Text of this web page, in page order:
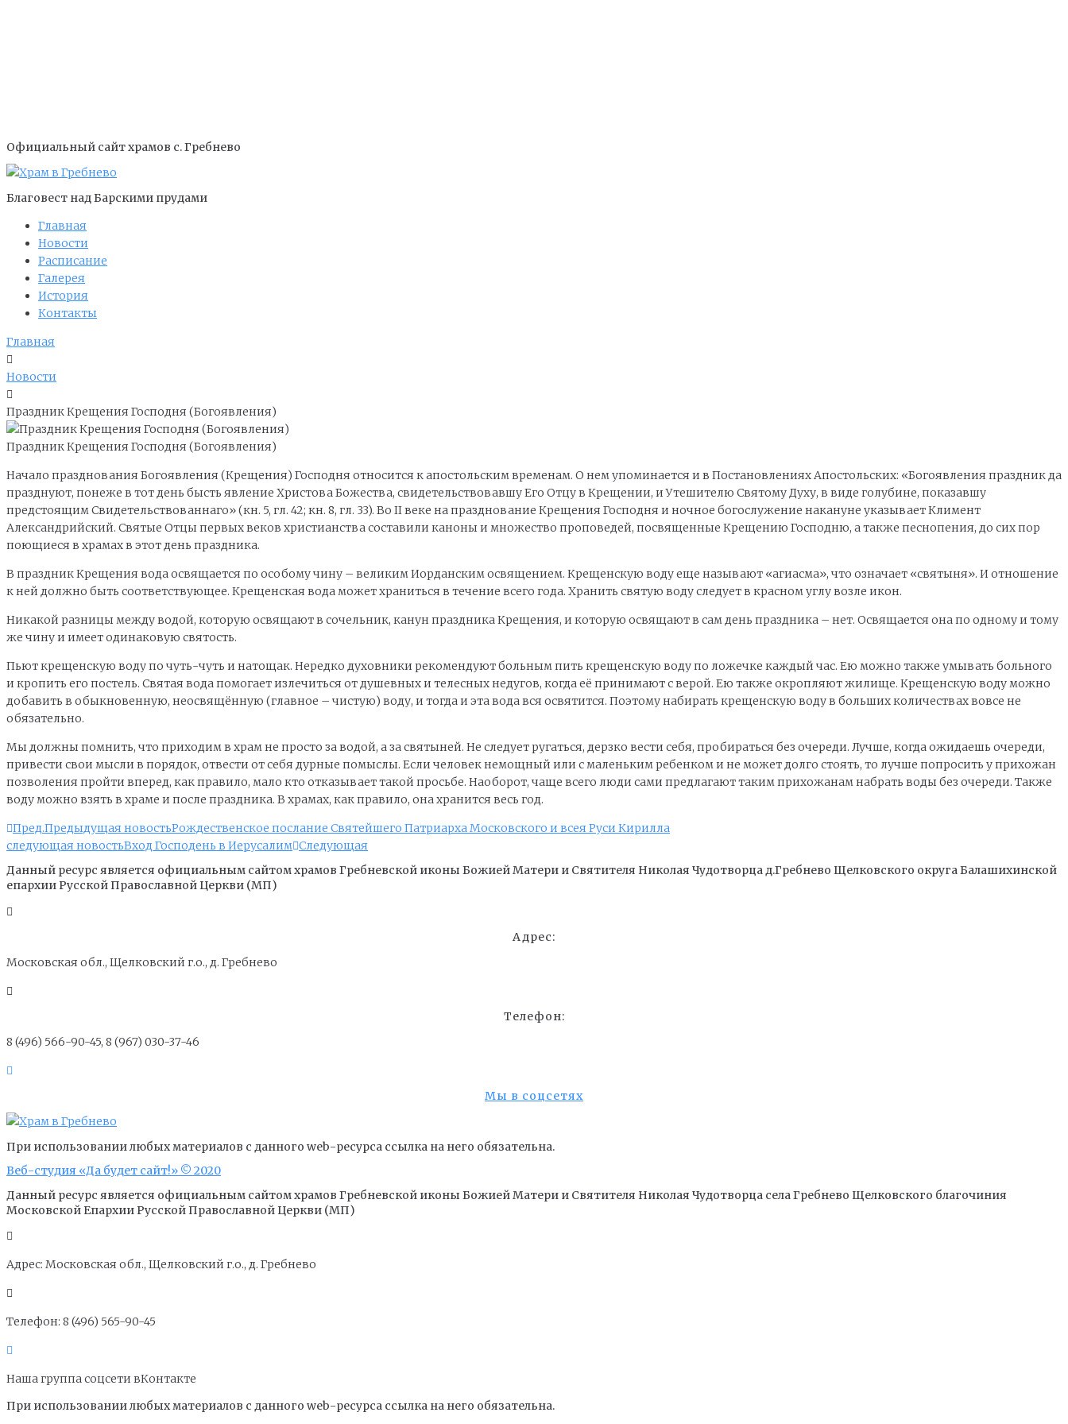
Официальный сайт храмов с. Гребнево
Благовест над Барскими прудами
Главная
Новости
Расписание
Галерея
История
Контакты
Главная
Новости
Праздник Крещения Господня (Богоявления)
Праздник Крещения Господня (Богоявления)
Начало празднования Богоявления (Крещения) Господня относится к апостольским временам. О нем упоминается и в Постановлениях Апостольских: «Богоявления праздник да
празднуют, понеже в тот день бысть явление Христова Божества, свидетельствовавшу Его Отцу в Крещении, и Утешителю Святому Духу, в виде голубине, показавшу
предстоящим Свидетельствованнаго» (кн. 5, гл. 42; кн. 8, гл. 33). Во II веке на празднование Крещения Господня и ночное богослужение накануне указывает Климент
Александрийский. Святые Отцы первых веков христианства составили каноны и множество проповедей, посвященные Крещению Господню, а также песнопения, до сих пор
поющиеся в храмах в этот день праздника.
В праздник Крещения вода освящается по особому чину – великим Иорданским освящением. Крещенскую воду еще называют «агиасма», что означает «святыня». И отношение
к ней должно быть соответствующее. Крещенская вода может храниться в течение всего года. Хранить святую воду следует в красном углу возле икон.
Никакой разницы между водой, которую освящают в сочельник, канун праздника Крещения, и которую освящают в сам день праздника – нет. Освящается она по одному и тому
же чину и имеет одинаковую святость.
Пьют крещенскую воду по чуть-чуть и натощак. Нередко духовники рекомендуют больным пить крещенскую воду по ложечке каждый час. Ею можно также умывать больного
и кропить его постель. Святая вода помогает излечиться от душевных и телесных недугов, когда её принимают с верой. Ею также окропляют жилище. Крещенскую воду можно
добавить в обыкновенную, неосвящённую (главное – чистую) воду, и тогда и эта вода вся освятится. Поэтому набирать крещенскую воду в больших количествах вовсе не
обязательно.
Мы должны помнить, что приходим в храм не просто за водой, а за святыней. Не следует ругаться, дерзко вести себя, пробираться без очереди. Лучше, когда ожидаешь очереди,
привести свои мысли в порядок, отвести от себя дурные помыслы. Если человек немощный или с маленьким ребенком и не может долго стоять, то лучше попросить у прихожан
позволения пройти вперед, как правило, мало кто отказывает такой просьбе. Наоборот, чаще всего люди сами предлагают таким прихожанам набрать воды без очереди. Также
воду можно взять в храме и после праздника. В храмах, как правило, она хранится весь год.
Пред.Предыдущая новостьРождественское послание Святейшего Патриарха Московского и всея Руси Кирилла
следующая новостьВход Господень в Иерусалим Следующая
Данный ресурс является официальным сайтом храмов Гребневской иконы Божией Матери и Cвятителя Николая Чудотворца д.Гребнево Щелковского округа Балашихинской
епархии Русской Православной Церкви (МП)
Адрес:
Московская обл., Щелковский г.о., д. Гребнево
Телефон:
8 (496) 566-90-45, 8 (967) 030-37-46
Мы в соцсетях
При использовании любых материалов с данного web-ресурса ссылка на него обязательна.
Веб-студия «Да будет сайт!» © 2020
Данный ресурс является официальным сайтом храмов Гребневской иконы Божией Матери и Cвятителя Николая Чудотворца села Гребнево Щелковского благочиния
Московской Епархии Русской Православной Церкви (МП)
Адрес: Московская обл., Щелковский г.о., д. Гребнево
Телефон: 8 (496) 565-90-45
Наша группа соцсети вКонтакте
При использовании любых материалов с данного web-ресурса ссылка на него обязательна.